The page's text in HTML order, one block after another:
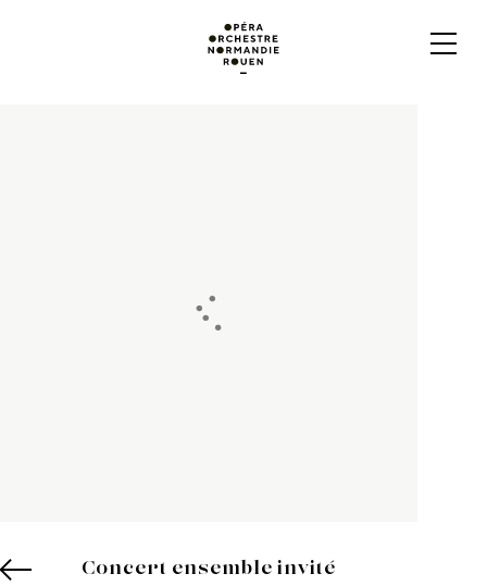
Concert ensemble invité